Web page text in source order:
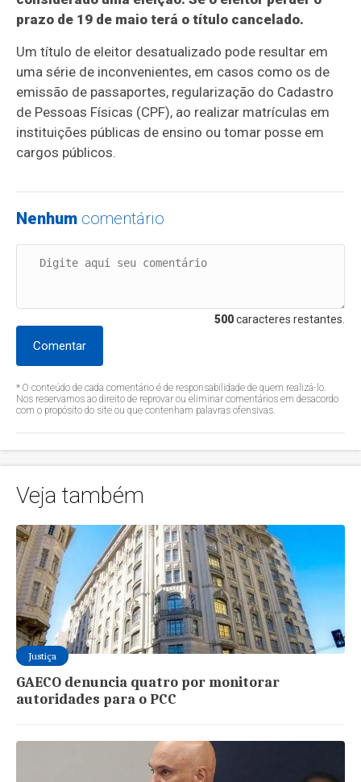
prazo de 19 de maio terá o título cancelado.
Um título de eleitor desatualizado pode resultar em
uma série de inconvenientes, em casos como os de
emissão de passaportes, regularização do Cadastro
de Pessoas Físicas (CPF), ao realizar matrículas em
instituições públicas de ensino ou tomar posse em
cargos públicos.
Nenhum comentário
500caracteres restantes.
Comentar
* O conteúdo de cada comentário é de responsabilidade de quem realizá-lo.
Nos reservamos ao direito de reprovar ou eliminar comentários em desacordo
com o propósito do site ou que contenham palavras ofensivas.
Veja também
Justiça
GAECO denuncia quatro por monitorar
autoridades para o PCC